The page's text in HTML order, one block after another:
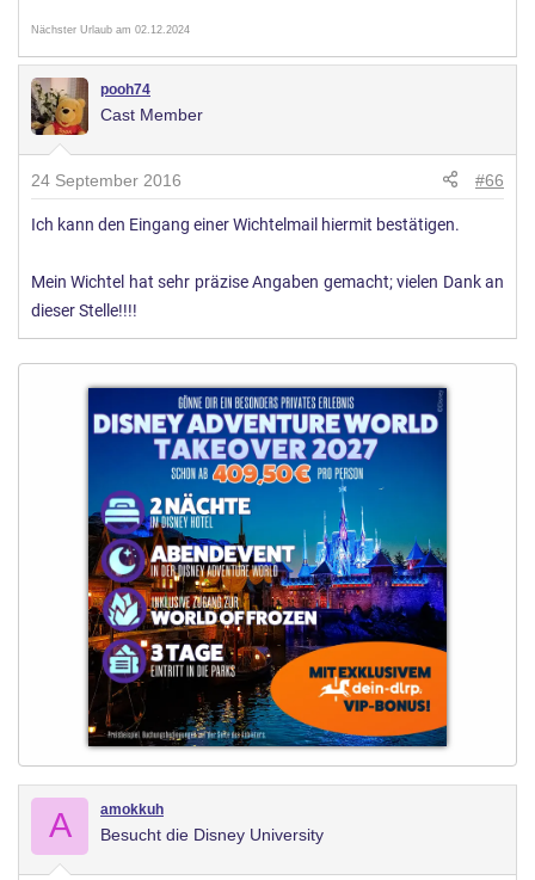
Nächster Urlaub am 02.12.2024
pooh74
Cast Member
24 September 2016 #66
Ich kann den Eingang einer Wichtelmail hiermit bestätigen.
Mein Wichtel hat sehr präzise Angaben gemacht; vielen Dank an
dieser Stelle!!!!
A amokkuh
Besucht die Disney University